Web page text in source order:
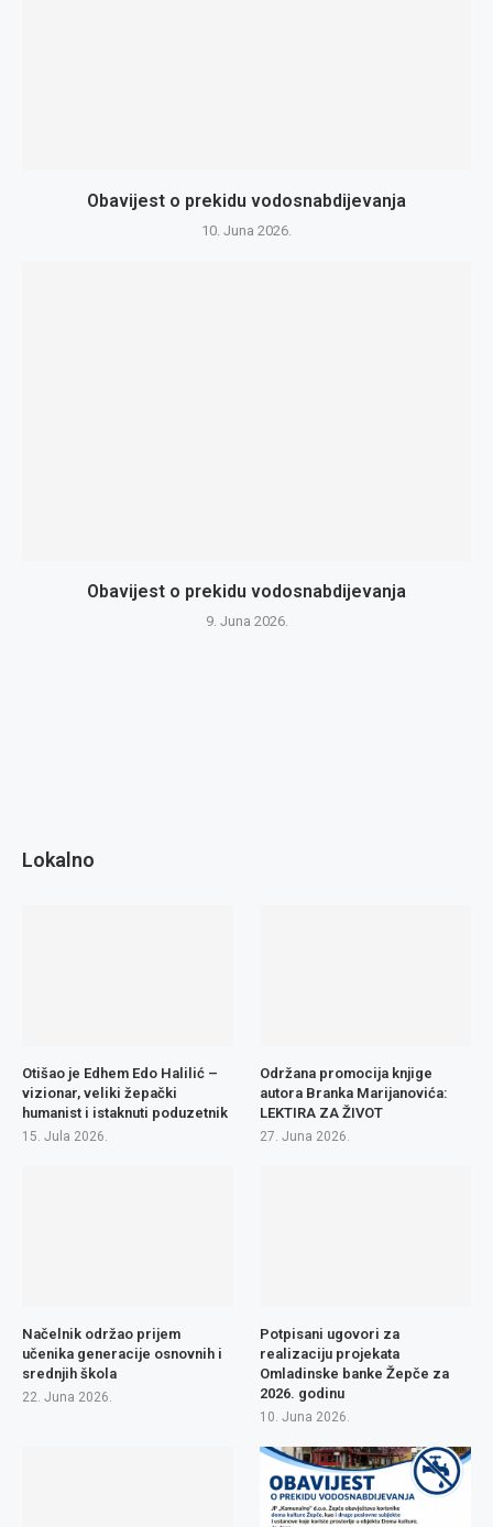
Obavijest o prekidu vodosnabdijevanja
10. Juna 2026.
Obavijest o prekidu vodosnabdijevanja
9. Juna 2026.
Lokalno
Otišao je Edhem Edo Halilić –
vizionar, veliki žepački
humanist i istaknuti poduzetnik
15. Jula 2026.
Održana promocija knjige
autora Branka Marijanovića:
LEKTIRA ZA ŽIVOT
27. Juna 2026.
Načelnik održao prijem
učenika generacije osnovnih i
srednjih škola
22. Juna 2026.
Potpisani ugovori za
realizaciju projekata
Omladinske banke Žepče za
2026. godinu
10. Juna 2026.